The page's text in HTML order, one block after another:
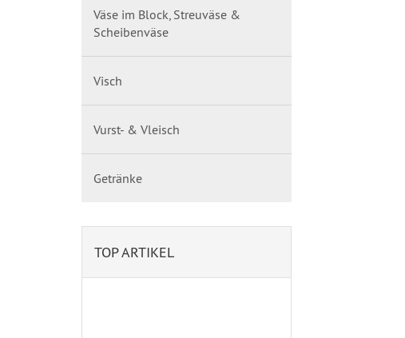
Väse im Block, Streuväse &
Scheibenväse
Visch
Vurst- & Vleisch
Getränke
TOP ARTIKEL